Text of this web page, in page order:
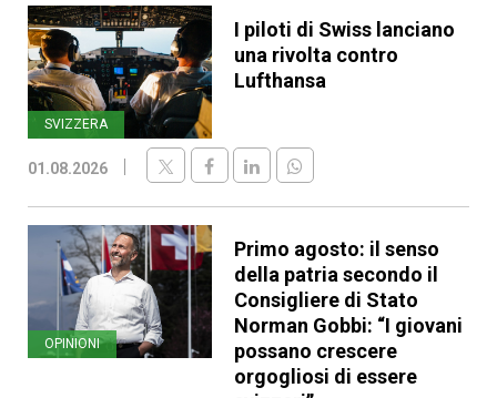
SVIZZERA
I piloti di Swiss lanciano
una rivolta contro
Lufthansa
01.08.2026
OPINIONI
Primo agosto: il senso
della patria secondo il
Consigliere di Stato
Norman Gobbi: “I giovani
possano crescere
orgogliosi di essere